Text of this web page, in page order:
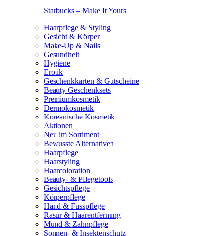
Starbucks – Make It Yours
Haarpflege & Styling
Gesicht & Körper
Make-Up & Nails
Gesundheit
Hygiene
Erotik
Geschenkkarten & Gutscheine
Beauty Geschenksets
Premiumkosmetik
Dermokosmetik
Koreanische Kosmetik
Aktionen
Neu im Sortiment
Bewusste Alternativen
Haarpflege
Haarstyling
Haarcoloration
Beauty- & Pflegetools
Gesichtspflege
Körperpflege
Hand & Fusspflege
Rasur & Haarentfernung
Mund & Zahnpflege
Sonnen- & Insektenschutz